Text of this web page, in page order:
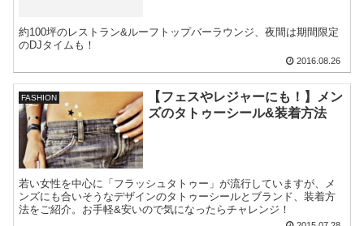
約100坪のレストラン&ルーフトップバーラウンジ、夜間は期間限定
のDJタイムも！
2016.08.26
FASHION
【フェスやレジャーにも！】メン
ズのタトゥーシール&装着方法
若い女性を中心に「フラッシュタトゥー」が流行していますが、メ
ンズにも合いそうなデザインのタトゥーシールとブランド、装着方
法をご紹介。お手軽&安いので気になったらチャレンジ！